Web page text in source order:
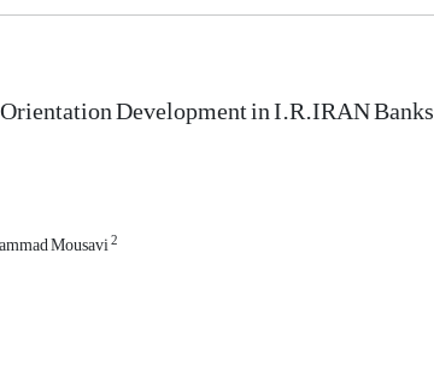
Development in I.R.IRAN
Mousavi2